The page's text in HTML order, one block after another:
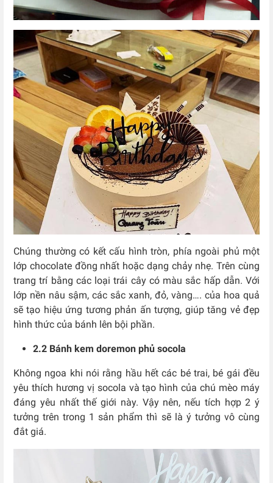
Chúng thường có kết cấu hình tròn, phía ngoài phủ một
lớp chocolate đồng nhất hoặc dạng chảy nhẹ. Trên cùng
trang trí bằng các loại trái cây có màu sắc hấp dẫn. Với
lớp nền nâu sậm, các sắc xanh, đỏ, vàng…. của hoa quả
sẽ tạo hiệu ứng tương phản ấn tượng, giúp tăng vẻ đẹp
hình thức của bánh lên bội phần.
2.2 Bánh kem doremon phủ socola
Không ngoa khi nói rằng hầu hết các bé trai, bé gái đều
yêu thích hương vị socola và tạo hình của chú mèo máy
đáng yêu nhất thế giới này. Vậy nên, nếu tích hợp 2 ý
tưởng trên trong 1 sản phẩm thì sẽ là ý tưởng vô cùng
đắt giá.